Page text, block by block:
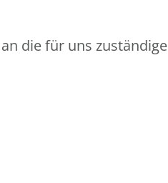
die für uns zuständige